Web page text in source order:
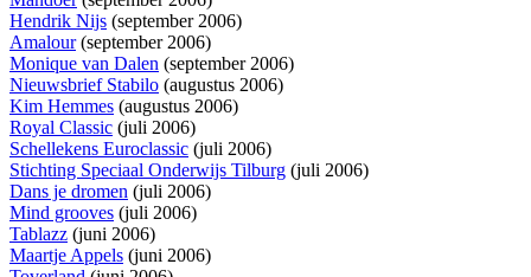
Hendrik Nijs (september 2006)
Amalour(september 2006)
Monique van Dalen (september 2006)
Nieuwsbrief Stabilo (augustus 2006)
Kim Hemmes (augustus 2006)
Royal Classic (juli 2006)
Schellekens Euroclassic (juli 2006)
Stichting Speciaal Onderwijs Tilburg (juli 2006)
Dans je dromen (juli 2006)
Mind grooves (juli 2006)
Tablazz (juni 2006)
Maartje Appels (juni 2006)